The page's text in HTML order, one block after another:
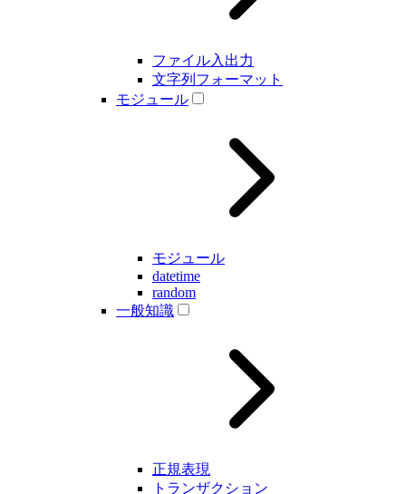
ファイル入出力
文字列フォーマット
モジュール
モジュール
datetime
random
一般知識
正規表現
トランザクション